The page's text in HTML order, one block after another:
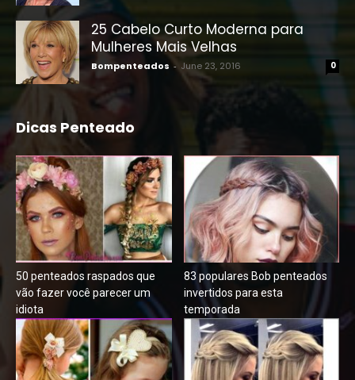
25 Cabelo Curto Moderna para
Mulheres Mais Velhas
Bompenteados - June 23, 2016 0
Dicas Penteado
50 penteados raspados que
vão fazer você parecer um
idiota
83 populares Bob penteados
invertidos para esta
temporada